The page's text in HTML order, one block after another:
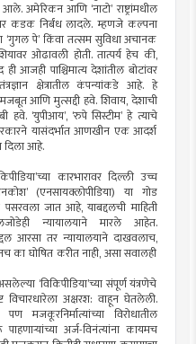
आले. अमेरिकन आणि ‘नाटो’ राष्ट्रांमधील
कडक निर्बंध लादले. म्हणजे कल्पना
‘गुगल पे’ किंवा तत्सम सुविधा अचानक
ओढावली होती. तात्पर्य हेच की,
आजही पाश्चिमात्य देशांतील बोटांवर
क्षेत्रातील कंपन्यांकडे आहे. हे
आणि मुत्सद्दी हवे. शिवाय, देशाची
हवे. ‘युपीआय’, ‘रुपे सिस्टीम’ हे त्याचे
यासंदर्भात आणखीन एक आदर्श
दिला आहे.
कारभारावर दिल्ली उच्च
(एनसायक्लोपीडिया) या गोड
पसरवला जात आहे, याबद्दलची माहिती
न्यायालयाने मारले आहेत.
आरसा तर न्यायालयाने दाखवलाच,
का घोषित करीत नाही, असा सवालही
‘विकिपीडिया’च्या संपूर्ण यंत्रणेचे
विचारधारेला अक्षरश: वाहून घेतलेली.
मजकूरनिर्मात्यांच्या विरोधातील
अर्ज-विनंत्यांना कायमच